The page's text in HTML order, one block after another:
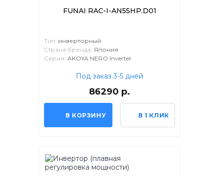
FUNAI RAC-I-AN55HP.D01
Тип: инверторный
Страна бренда: Япония
Серия: AKOYA NERO Inverter
Под заказ 3-5 дней
86290 р.
В КОРЗИНУ В 1 КЛИК